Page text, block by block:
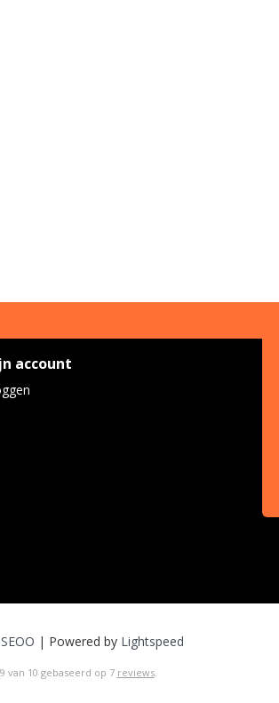
account
| Powered by Lightspeed
9 van 10 gebaseerd op 7 reviews.